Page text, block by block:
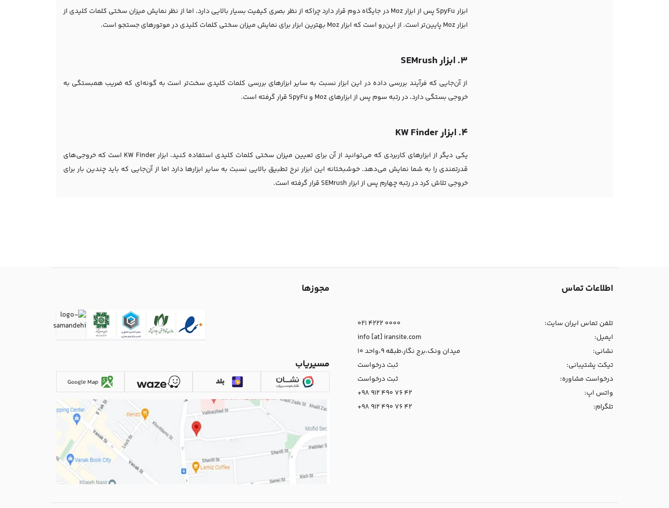
ابزار SpyFu پس از ابزار Moz در جایگاه دوم قرار دارد چراکه از نظر بصری کیفیت بسیار بالایی دارد. اما از نظر نمایش میزان سختی کلمات کلیدی از
ابزار Moz پایین‌تر است. از این‌رو است که ابزار Moz بهترین ابزار برای نمایش میزان سختی کلمات کلیدی در موتورهای جستجو است.
3. ابزار SEMrush
از آن‌جایی که فرآیند بررسی داده در این ابزار نسبت به سایر ابزارهای بررسی کلمات کلیدی سخت‌تر است به گونه‌ای که ضریب همبستگی به
خروجی بستگی دارد، در رتبه سوم پس از ابزارهای Moz و SpyFu قرار گرفته است.
4. ابزار KW Finder
یکی دیگر از ابزارهای کاربردی که می‌توانید از آن برای تعیین میزان سختی کلمات کلیدی استفاده کنید، ابزار KW Finder است که خروجی‌های
قدرتمندی را به شما نمایش می‌دهد. خوشبختانه این ابزار نرخ تطبیق بالایی نسبت به سایر ابزارها دارد اما از آن‌جایی که باید چندین بار برای
خروجی تلاش کرد در رتبه چهارم پس از ابزار SEMrush قرار گرفته است.
اطلاعات تماس
تلفن تماس ایران سایت:
021 4222 0000
ایمیل:
info [at] iransite.com
نشانی:
میدان ونک،برج نگار،طبقه 9،واحد 10
تیکت پشتیبانی:
ثبت درخواست
درخواست مشاوره:
ثبت درخواست
واتس اپ:
+98 912 490 76 42
تلگرام:
+98 912 490 76 42
مجوزها
مسیریاب